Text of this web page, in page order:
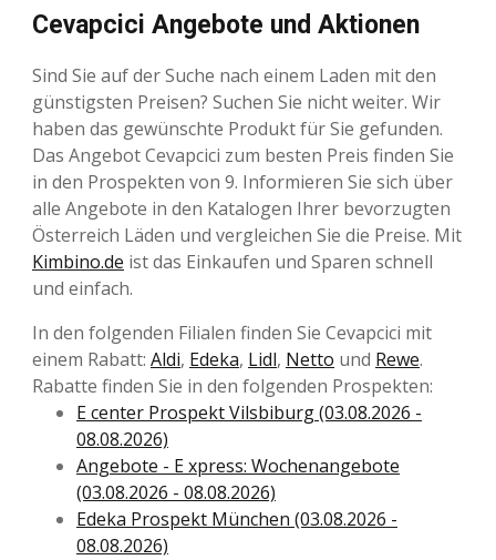
Cevapcici Angebote und Aktionen
Sind Sie auf der Suche nach einem Laden mit den
günstigsten Preisen? Suchen Sie nicht weiter. Wir
haben das gewünschte Produkt für Sie gefunden.
Das Angebot Cevapcici zum besten Preis finden Sie
in den Prospekten von 9. Informieren Sie sich über
alle Angebote in den Katalogen Ihrer bevorzugten
Österreich Läden und vergleichen Sie die Preise. Mit
Kimbino.de ist das Einkaufen und Sparen schnell
und einfach.
In den folgenden Filialen finden Sie Cevapcici mit
einem Rabatt: Aldi, Edeka, Lidl, Netto und Rewe.
Rabatte finden Sie in den folgenden Prospekten:
E center Prospekt Vilsbiburg (03.08.2026 -
08.08.2026)
Angebote - E xpress: Wochenangebote
(03.08.2026 - 08.08.2026)
Edeka Prospekt München (03.08.2026 -
08.08.2026)